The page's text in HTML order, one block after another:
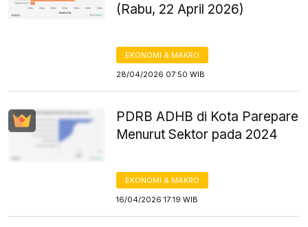
(Rabu, 22 April 2026)
EKONOMI & MAKRO
28/04/2026 07:50 WIB
PDRB ADHB di Kota Parepare
Menurut Sektor pada 2024
EKONOMI & MAKRO
16/04/2026 17:19 WIB